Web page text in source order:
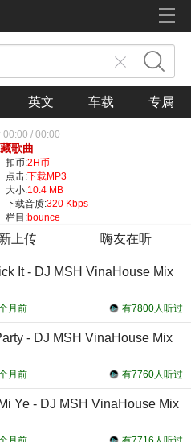
英文 车载 专属
00:00 / 00:00
歌曲
扣币:2H币
点击:下载MP3
大小:10.4 MB
下载音质:320 Kbps
栏目:bounce
上传 嗨友在听
It - DJ MSH VinaHouse Mix
有7800人听过
月前
- DJ MSH VinaHouse Mix
有7760人听过
月前
Ye - DJ MSH VinaHouse Mix